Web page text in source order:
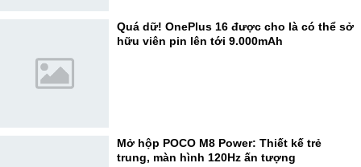
Quá dữ! OnePlus 16 được cho là có thể sở
hữu viên pin lên tới 9.000mAh
Mở hộp POCO M8 Power: Thiết kế trẻ
trung, màn hình 120Hz ấn tượng